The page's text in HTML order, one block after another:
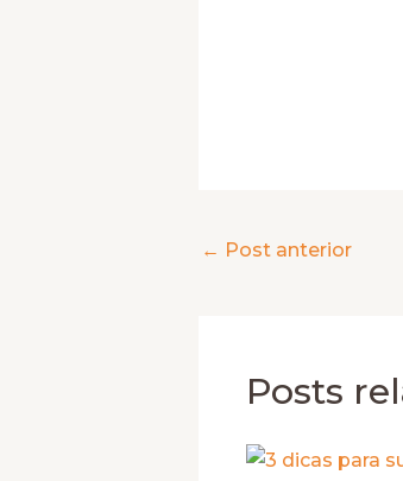
← Post anterior
Posts